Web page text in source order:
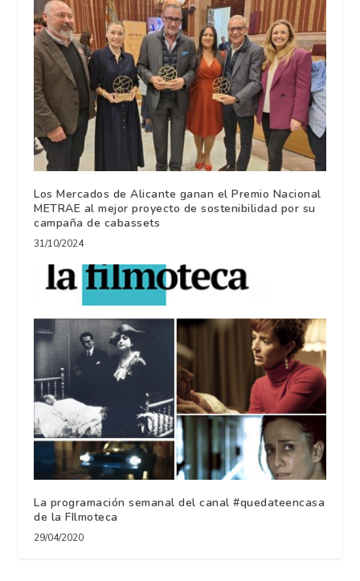
Los Mercados de Alicante ganan el Premio Nacional
METRAE al mejor proyecto de sostenibilidad por su
campaña de cabassets
31/10/2024
La programación semanal del canal #quedateencasa
de la FIlmoteca
29/04/2020